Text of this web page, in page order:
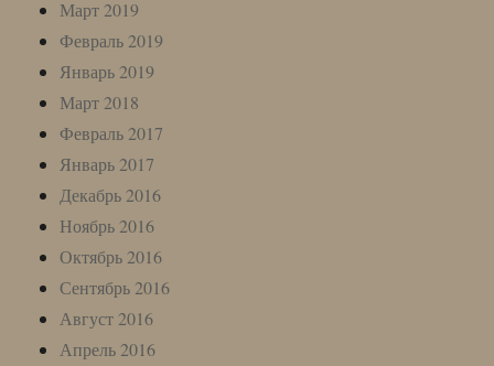
Март 2019
Февраль 2019
Январь 2019
Март 2018
Февраль 2017
Январь 2017
Декабрь 2016
Ноябрь 2016
Октябрь 2016
Сентябрь 2016
Август 2016
Апрель 2016